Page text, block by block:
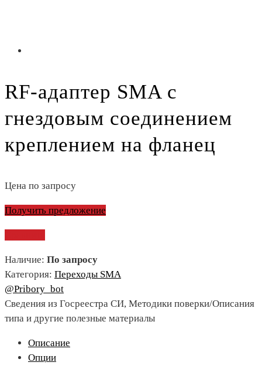
RF-адаптер SMA с
гнездовым соединением
креплением на фланец
Цена по запросу
Получить предложение
Наличие: По запросу
Категория: Переходы SMA
@Pribory_bot
Сведения из Госреестра СИ, Методики поверки/Описания
типа и другие полезные материалы
Описание
Опции